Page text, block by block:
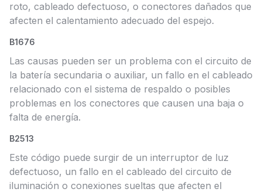
roto, cableado defectuoso, o conectores dañados que
afecten el calentamiento adecuado del espejo.
B1676
Las causas pueden ser un problema con el circuito de
la batería secundaria o auxiliar, un fallo en el cableado
relacionado con el sistema de respaldo o posibles
problemas en los conectores que causen una baja o
falta de energía.
B2513
Este código puede surgir de un interruptor de luz
defectuoso, un fallo en el cableado del circuito de
iluminación o conexiones sueltas que afecten el